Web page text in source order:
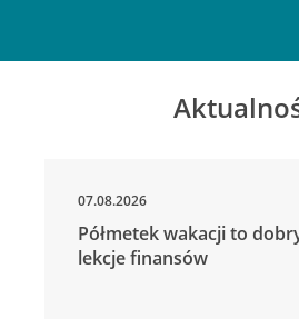
07.08.2026
Półmetek wakacji to
lekcje finansów